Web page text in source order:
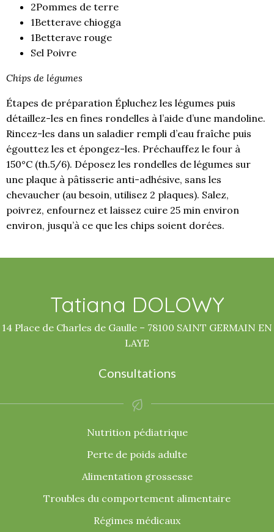
2Pommes de terre
1Betterave chiogga
1Betterave rouge
Sel Poivre
Chips de légumes
Étapes de préparation Épluchez les légumes puis
détaillez-les en fines rondelles à l’aide d’une mandoline.
Rincez-les dans un saladier rempli d’eau fraîche puis
égouttez les et épongez-les. Préchauffez le four à
150°C (th.5/6). Déposez les rondelles de légumes sur
une plaque à pâtisserie anti-adhésive, sans les
chevaucher (au besoin, utilisez 2 plaques). Salez,
poivrez, enfournez et laissez cuire 25 min environ
environ, jusqu’à ce que les chips soient dorées.
Tatiana DOLOWY
14 Place de Charles de Gaulle – 78100 SAINT GERMAIN EN
LAYE
Consultations
Nutrition pédiatrique
Perte de poids adulte
Alimentation grossesse
Troubles du comportement alimentaire
Régimes médicaux